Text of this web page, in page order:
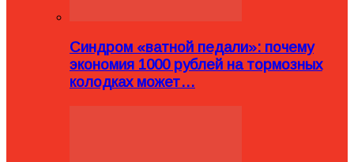
Синдром «ватной педали»: почему
экономия 1000 рублей на тормозных
колодках может…